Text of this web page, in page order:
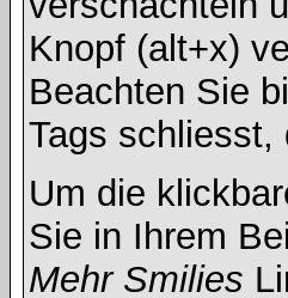
Knopf (alt+x)
Beachten Sie
Tags schliesst,
Um die
Sie in Ihrem
Mehr Smilies